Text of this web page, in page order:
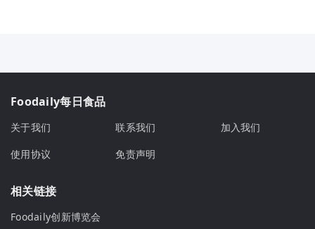
Foodaily每日食品
关于我们 联系我们
加入我们
使用协议
免责声明
相关链接
Foodaily创新博览会